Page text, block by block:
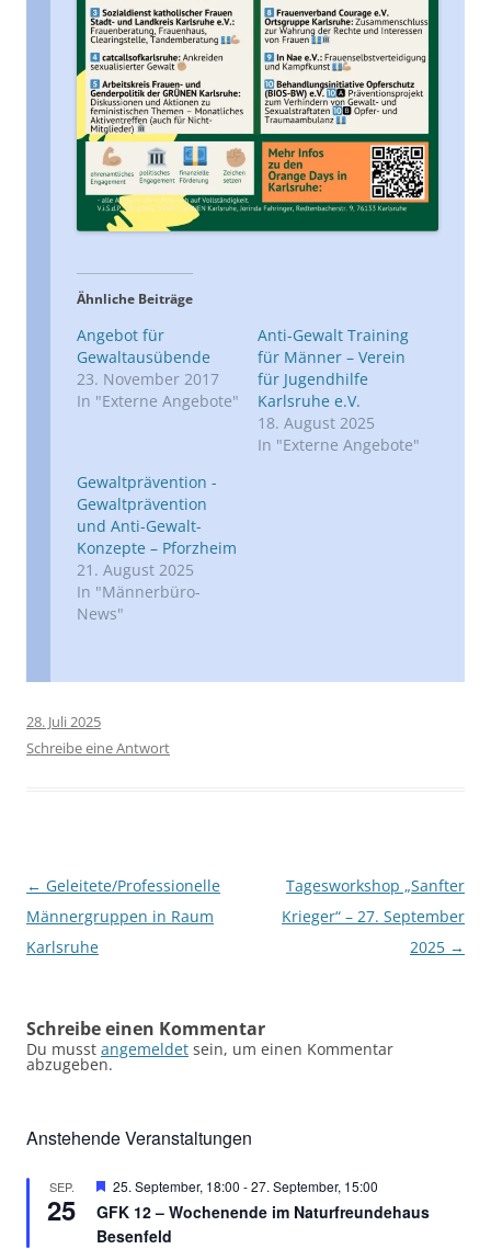
Ähnliche Beiträge
Angebot für
Gewaltausübende
23. November 2017
In "Externe Angebote"
Anti-Gewalt Training
für Männer – Verein
für Jugendhilfe
Karlsruhe e.V.
18. August 2025
In "Externe Angebote"
Gewaltprävention -
Gewaltprävention
und Anti-Gewalt-
Konzepte – Pforzheim
21. August 2025
In "Männerbüro-
News"
28. Juli 2025
Schreibe eine Antwort
Beitragsnavigation
← Geleitete/Professionelle
Männergruppen in Raum
Karlsruhe
Tagesworkshop „Sanfter
Krieger“ – 27. September
2025 →
Schreibe einen Kommentar
Du musst angemeldet sein, um einen Kommentar
abzugeben.
Anstehende Veranstaltungen
SEP.
25
Hervorgehoben
25. September, 18:00 -27. September, 15:00
GFK 12 – Wochenende im Naturfreundehaus
Besenfeld